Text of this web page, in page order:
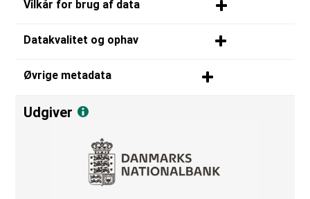
Vilkår for brug af data
Datakvalitet og ophav
Øvrige metadata
Udgiver